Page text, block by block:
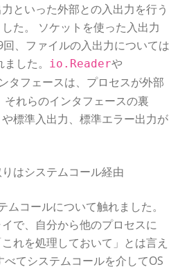
といった外部との入出力を行う
た。 ソケットを使った入出力
、ファイルの入出力については
した。
io.Readerや
タフェースは、プロセスが外部
それらのインタフェースの裏
標準入出力、標準エラー出力が
はシステムコール経由
コールについて触れました。
で、自分から他のプロセスに
れを処理しておいて」とは言え
てシステムコールを介してOS